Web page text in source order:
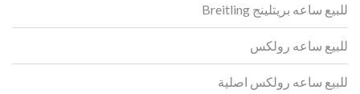
للبيع ساعه بريتلينج Breitling
للبيع ساعه رولكس
للبيع ساعه رولكس اصلية